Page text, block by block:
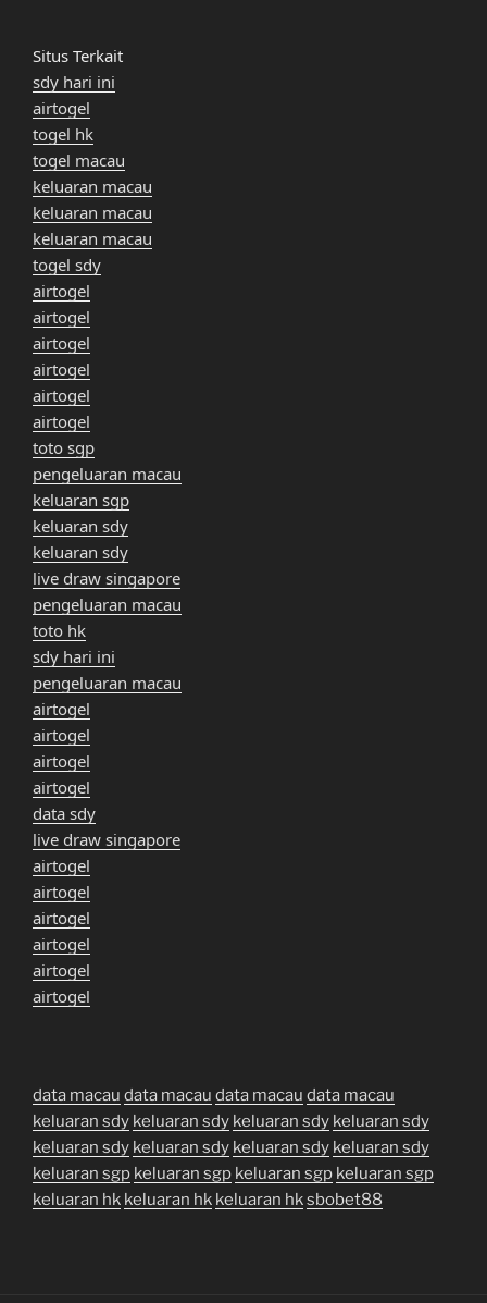
Situs Terkait
sdy hari ini
airtogel
togel hk
togel macau
keluaran macau
keluaran macau
keluaran macau
togel sdy
airtogel
airtogel
airtogel
airtogel
airtogel
airtogel
toto sgp
pengeluaran macau
keluaran sgp
keluaran sdy
keluaran sdy
live draw singapore
pengeluaran macau
toto hk
sdy hari ini
pengeluaran macau
airtogel
airtogel
airtogel
airtogel
data sdy
live draw singapore
airtogel
airtogel
airtogel
airtogel
airtogel
airtogel
data macau data macau data macau data macau
keluaran sdy keluaran sdy keluaran sdy keluaran sdy
keluaran sdy keluaran sdy keluaran sdy keluaran sdy
keluaran sgp keluaran sgp keluaran sgp keluaran sgp
keluaran hk keluaran hk keluaran hksbobet88